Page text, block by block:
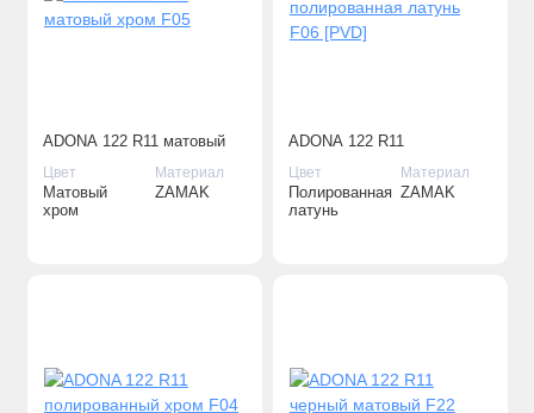
ADONA 122 R11 матовый
хром F05
Цвет
Матовый
хром
Материал
ZAMAK
ADONA 122 R11
полированная латунь F06
[PVD]
Цвет
Полированная
латунь
Материал
ZAMAK